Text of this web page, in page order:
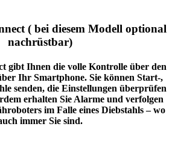
( bei diesem Modell optional
nachrüstbar)
gibt Ihnen die volle Kontrolle über den
Ihr Smartphone. Sie können Start-,
senden, die Einstellungen überprüfen
erhalten Sie Alarme und verfolgen
im Falle eines Diebstahls – wo
immer Sie sind.